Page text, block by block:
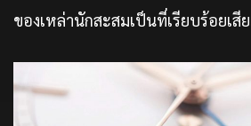
ของเหล่านักสะสมเป็นที่เรียบร้อยเสี